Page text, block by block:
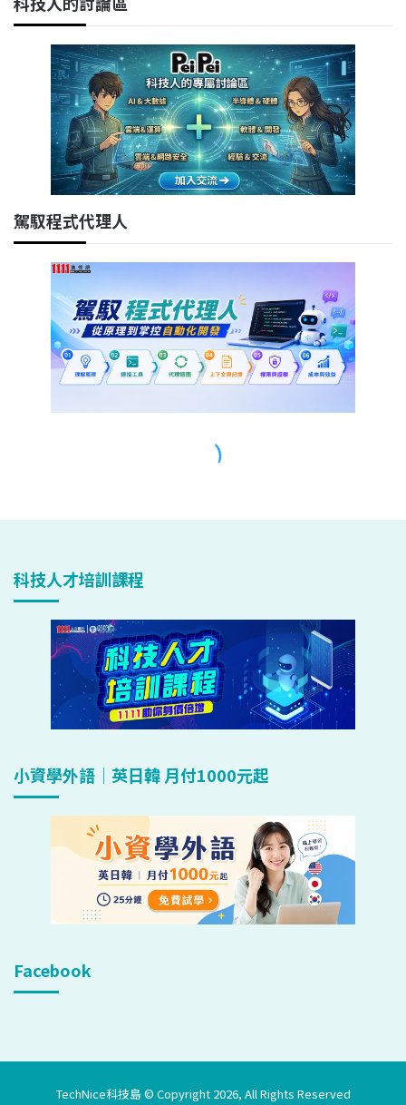
科技人才培訓課程
小資學外語｜英日韓 月付1000元起
Facebook
TechNice科技島 © Copyright 2026, All Rights Reserved